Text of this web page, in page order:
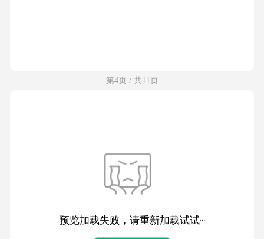
第4页 / 共11页
预览加载失败，请重新加载试试~